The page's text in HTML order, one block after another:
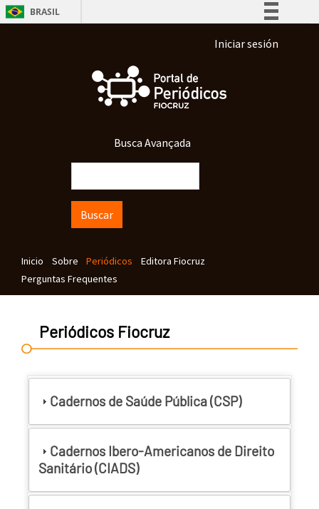
Pasar al contenido principal
BRASIL
Participe
Acesso à informação
Menu de
Iniciar sesión
Busca Avançada
Navegação principal
Inicio Sobre Periódicos
Editora Fiocruz
Perguntas Frequentes
Periódicos Fiocruz
Cadernos de Saúde Pública (CSP)
Cadernos Ibero-Americanos de Direito
Sanitário (CIADS)